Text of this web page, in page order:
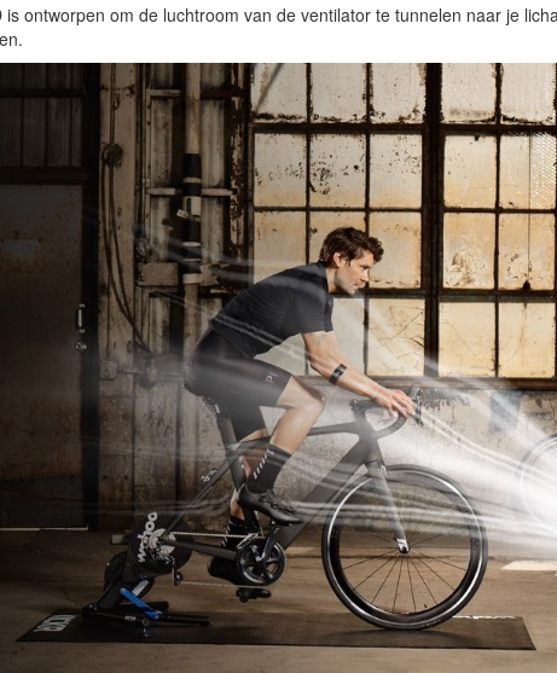
ontworpen om de luchtroom van de ventilator te tunnelen naar je